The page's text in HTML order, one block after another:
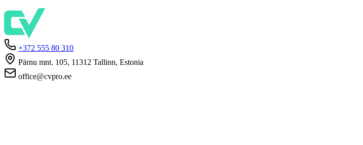
+372 555 80 310
Pärnu mnt. 105, 11312 Tallinn, Estonia
office@cvpro.ee